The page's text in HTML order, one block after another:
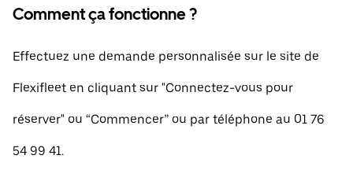
Comment ça fonctionne ?
Effectuez une demande personnalisée sur le site de
Flexifleet en cliquant sur "Connectez-vous pour
réserver" ou “Commencer” ou par téléphone au 01 76
54 99 41.